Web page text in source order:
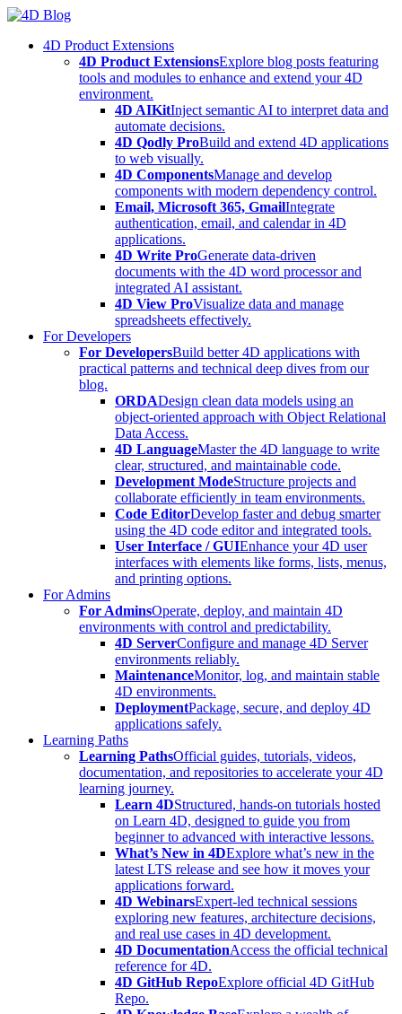
Skip
content4D Product Extensions
4D Product ExtensionsExplore blog posts featuring
tools and modules to enhance and extend your 4D
environment.
4D AIKitInject semantic AI to interpret data and
automate decisions.
4D Qodly ProBuild and extend 4D applications
to web visually.
4D ComponentsManage and develop
components with modern dependency control.
Email, Microsoft 365, GmailIntegrate
authentication, email, and calendar in 4D
applications.
4D Write ProGenerate data-driven
documents with the 4D word processor and
integrated AI assistant.
4D View ProVisualize data and manage
spreadsheets effectively.
For Developers
For DevelopersBuild better 4D applications with
practical patterns and technical deep dives from our
blog.
ORDADesign clean data models using an
object-oriented approach with Object Relational
Data Access.
4D LanguageMaster the 4D language to write
clear, structured, and maintainable code.
Development ModeStructure projects and
collaborate efficiently in team environments.
Code EditorDevelop faster and debug smarter
using the 4D code editor and integrated tools.
User Interface / GUIEnhance your 4D user
interfaces with elements like forms, lists, menus,
and printing options.
For Admins
For AdminsOperate, deploy, and maintain 4D
environments with control and predictability.
4D ServerConfigure and manage 4D Server
environments reliably.
MaintenanceMonitor, log, and maintain stable
4D environments.
DeploymentPackage, secure, and deploy 4D
applications safely.
Learning Paths
Learning PathsOfficial guides, tutorials, videos,
documentation, and repositories to accelerate your 4D
learning journey.
Learn 4DStructured, hands-on tutorials hosted
on Learn 4D, designed to guide you from
beginner to advanced with interactive lessons.
What’s New in 4DExplore what’s new in the
latest LTS release and see how it moves your
applications forward.
4D WebinarsExpert-led technical sessions
exploring new features, architecture decisions,
and real use cases in 4D development.
4D DocumentationAccess the official technical
reference for 4D.
4D GitHub RepoExplore official 4D GitHub
Repo.